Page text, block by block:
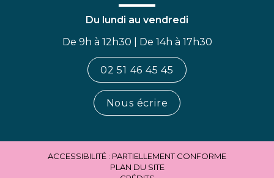
Du lundi au vendredi
De 9h à 12h30 | De 14h à 17h30
02 51 46 45 45
Nous écrire
ACCESSIBILITÉ : PARTIELLEMENT CONFORME
PLAN DU SITE